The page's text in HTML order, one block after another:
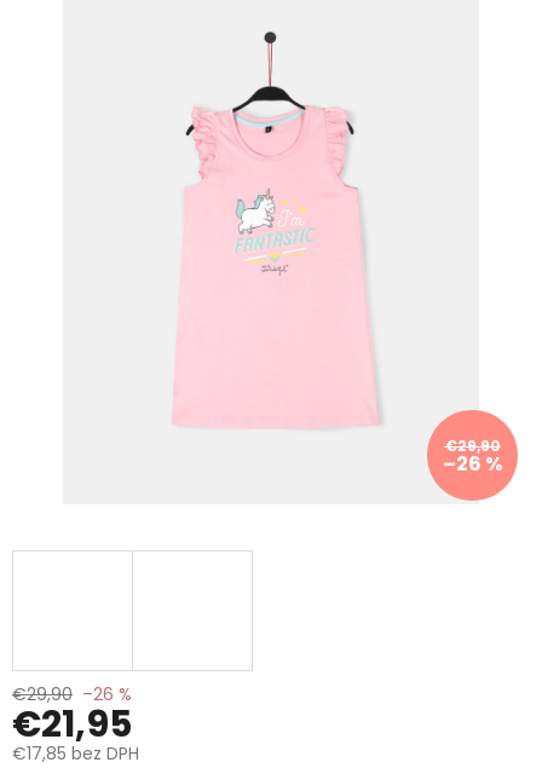
hviezdičiek.
€29,90
–26 %
€29,90 –26 %
€21,95
€17,85 bez DPH